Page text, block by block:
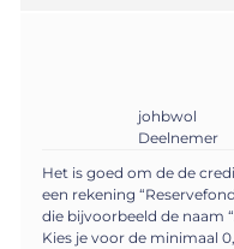
johbwol
Deelnemer
Het is goed om de de
een rekening
die bijvoorbeeld de naam
Kies je voor de minimaal